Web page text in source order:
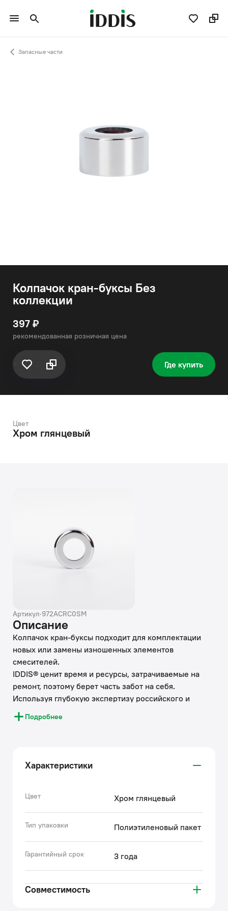
Запасные части
Колпачок кран-буксы Без
коллекции
397 ₽
рекомендованная розничная цена
Где купить
Цвет
Хром глянцевый
Артикул·972ACRC0SM
Описание
Колпачок кран-буксы подходит для комплектации
новых или замены изношенных элементов
смесителей.
IDDIS® ценит время и ресурсы, затрачиваемые на
ремонт, поэтому берет часть забот на себя.
Используя глубокую экспертизу российского и
зарубежных рынков, IDDIS® стремится сделать
каждый клиентский опыт положительным.
подготовленные к российским условиям
эксплуатации. Все запчасти к смесителям IDDIS®
превосходящий требования большинства
• Гарантия на аксессуары к смесителям IDDIS® – 3
(с) Авторский текст, октябрь, 2022
Подробнее
Характеристики
Цвет Хром глянцевый
Тип упаковки Полиэтиленовый пакет
Гарантийный срок 3 года
Совместимость